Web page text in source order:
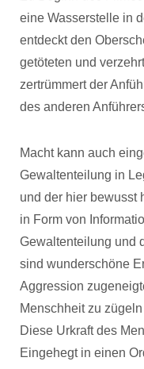
eine Wasserstelle in
entdeckt den
getöteten und
zertrümmert der
des anderen
Macht kann auch
Gewaltenteilung in
und der hier bewusst
in Form von
Gewaltenteilung und
sind wunderschöne
Aggression
Menschheit zu
Diese Urkraft des
Eingehegt in einen